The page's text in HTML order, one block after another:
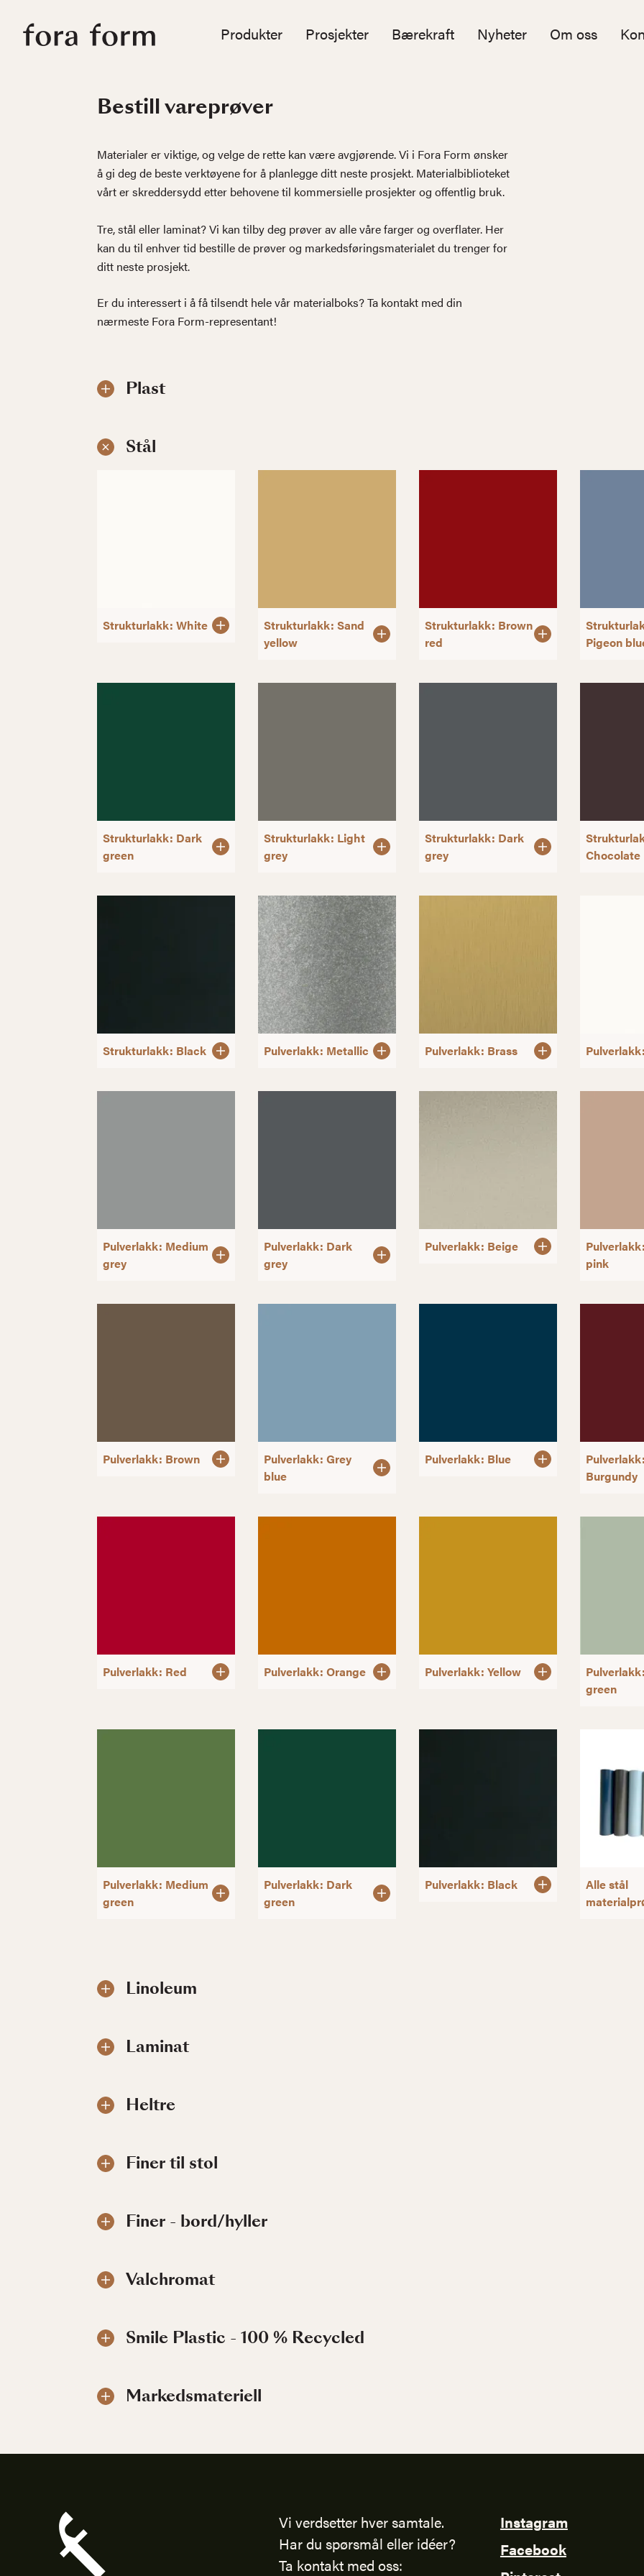
Produkter Prosjekter Bærekraft Nyheter Om oss
Bestill vareprøver
Materialer er viktige, og velge de rette kan være avgjørende. Vi i Fora Form ønsker
å gi deg de beste verktøyene for å planlegge ditt neste prosjekt. Materialbiblioteket
vårt er skreddersydd etter behovene til kommersielle prosjekter og offentlig bruk.
Tre, stål eller laminat? Vi kan tilby deg prøver av alle våre farger og overflater. Her
kan du til enhver tid bestille de prøver og markedsføringsmaterialet du trenger for
ditt neste prosjekt.
Er du interessert i å få tilsendt hele vår materialboks? Ta kontakt med din
nærmeste Fora Form-representant!
Plast
Stål
Strukturlakk: White
Strukturlakk: Sand
yellow
Strukturlakk: Brown
red
Pigeon
Strukturlakk: Dark
green
Strukturlakk: Light
grey
Strukturlakk: Dark
grey
Chocolate
Strukturlakk: Black Pulverlakk: Metallic Pulverlakk: Brass
Pulverlakk: Medium
grey
Pulverlakk: Dark
grey
Pulverlakk: Beige
pink
Pulverlakk: Brown
Pulverlakk: Grey
blue
Pulverlakk: Blue
Burgundy
Pulverlakk: Red Pulverlakk: Orange Pulverlakk: Yellow
green
Pulverlakk: Medium
green
Pulverlakk: Dark
green
Pulverlakk: Black
Alle stål
Linoleum
Laminat
Heltre
Finer til stol
Finer - bord/hyller
Valchromat
Smile Plastic - 100 % Recycled
Markedsmateriell
Vi verdsetter hver samtale.
Har du spørsmål eller idéer?
Ta kontakt med oss:
Instagram
Facebook